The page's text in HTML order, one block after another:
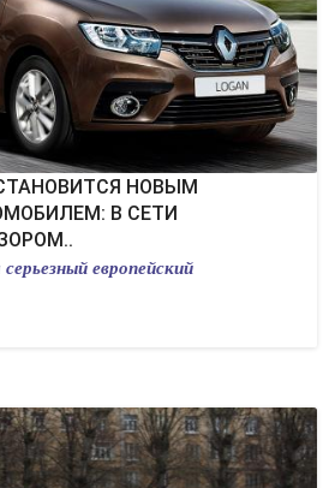
В СЕТИ
европейский